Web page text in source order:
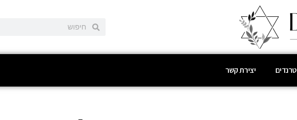
טרנדים יצירת קשר